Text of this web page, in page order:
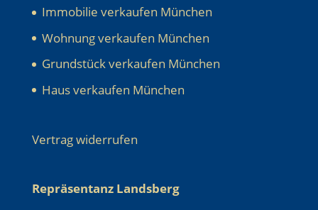
Immobilie verkaufen München
Wohnung verkaufen München
Grundstück verkaufen München
Haus verkaufen München
Vertrag widerrufen
Repräsentanz Landsberg